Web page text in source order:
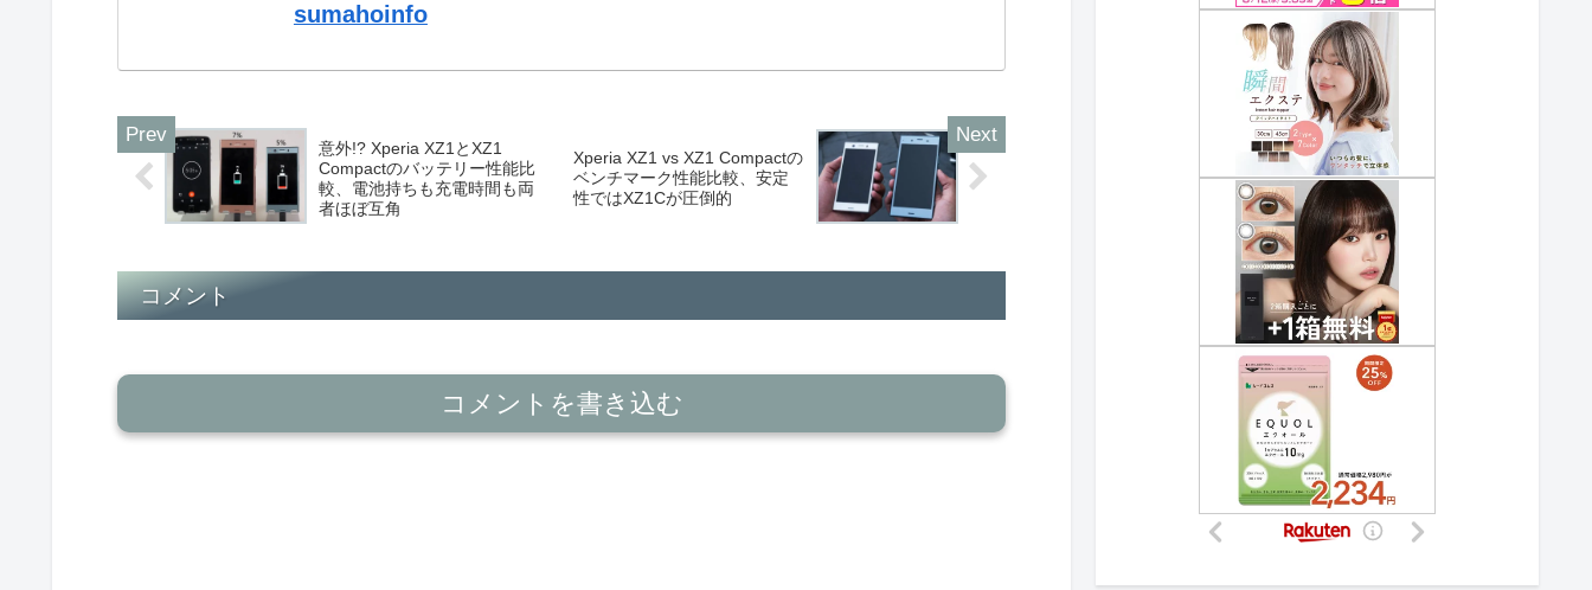
sumahoinfo
意外!? Xperia XZ1とXZ1
Compactのバッテリー性能比
較、電池持ちも充電時間も両
者ほぼ互角
Xperia XZ1 vs XZ1 Compactの
ベンチマーク性能比較、安定
性ではXZ1Cが圧倒的
コメント
コメントを書き込む